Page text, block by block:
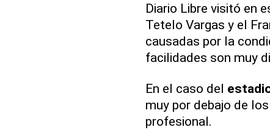
Diario Libre visitó en
Tetelo Vargas y el
causadas por la
facilidades son muy
En el caso del
muy por debajo de
profesional.